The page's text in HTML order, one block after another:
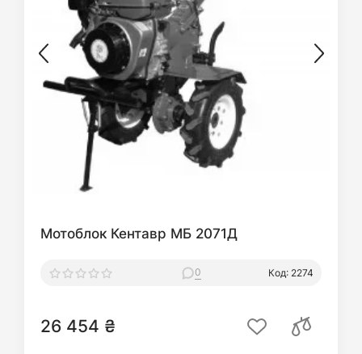
Мотоблок Кентавр МБ 2071Д
0 Код: 2274
26 454 ₴